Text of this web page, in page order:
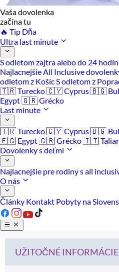
Vaša dovolenka
začína tu
🔥 Tip Dňa
Ultra last minute
S odletom zajtra alebo do 24 hodín
Najlacnejšie All Inclusive
odletom z KošícS odletom z
🇹🇷 Turecko🇨🇾 Cyprus🇧🇬
Egypt🇬🇷 Grécko
Last minute
🇹🇷 Turecko🇨🇾 Cyprus🇧🇬
🇪🇬 Egypt🇬🇷 Grécko🇮🇹
Dovolenky s deťmi
Najlacnejšie pre rodiny s all
O nás
Články Kontakt Pobyty na
UŽITOČNÉ INFORMÁCIE